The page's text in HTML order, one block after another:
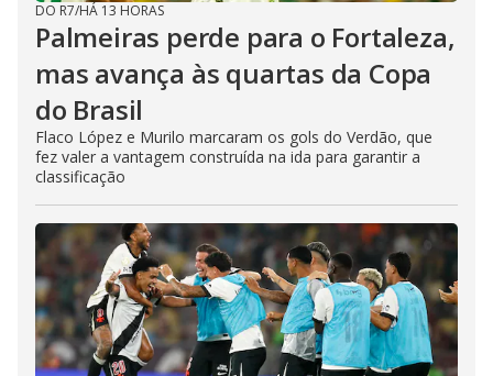
DO R7/HÁ 13 HORAS
Palmeiras perde para o Fortaleza,
mas avança às quartas da Copa
do Brasil
Flaco López e Murilo marcaram os gols do Verdão, que
fez valer a vantagem construída na ida para garantir a
classificação